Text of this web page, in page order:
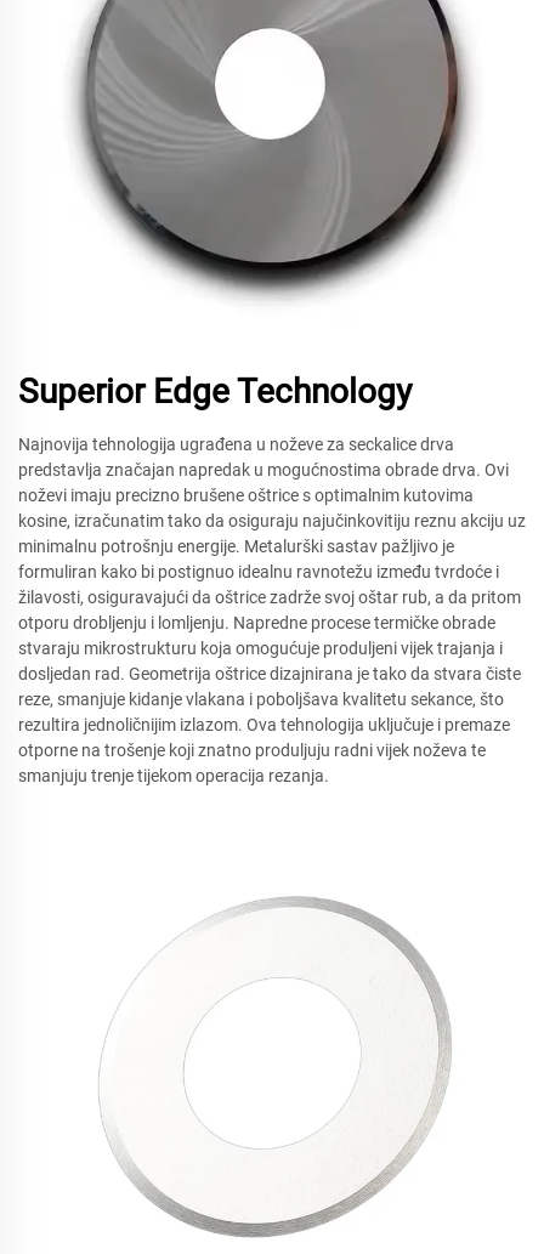
Superior Edge Technology
Najnovija tehnologija ugrađena u noževe za seckalice drva
predstavlja značajan napredak u mogućnostima obrade drva. Ovi
noževi imaju precizno brušene oštrice s optimalnim kutovima
kosine, izračunatim tako da osiguraju najučinkovitiju reznu akciju uz
minimalnu potrošnju energije. Metalurški sastav pažljivo je
formuliran kako bi postignuo idealnu ravnotežu između tvrdoće i
žilavosti, osiguravajući da oštrice zadrže svoj oštar rub, a da pritom
otporu drobljenju i lomljenju. Napredne procese termičke obrade
stvaraju mikrostrukturu koja omogućuje produljeni vijek trajanja i
dosljedan rad. Geometrija oštrice dizajnirana je tako da stvara čiste
reze, smanjuje kidanje vlakana i poboljšava kvalitetu sekance, što
rezultira jednoličnijim izlazom. Ova tehnologija uključuje i premaze
otporne na trošenje koji znatno produljuju radni vijek noževa te
smanjuju trenje tijekom operacija rezanja.